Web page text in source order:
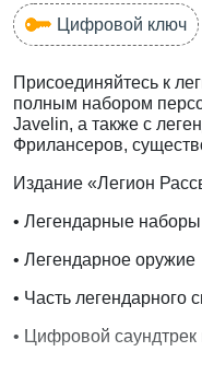
Цифровой ключ
Присоединяйтесь к
полным набором
Javelin, а также с
Фрилансеров,
Издание «Легион
• Легендарные
• Легендарное оружие
• Часть легендарного
• Цифровой саундтрек